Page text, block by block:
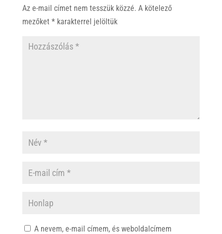
Az e-mail címet nem tesszük közzé. A kötelező
mezőket *karakterrel jelöltük
A nevem, e-mail címem, és weboldalcímem